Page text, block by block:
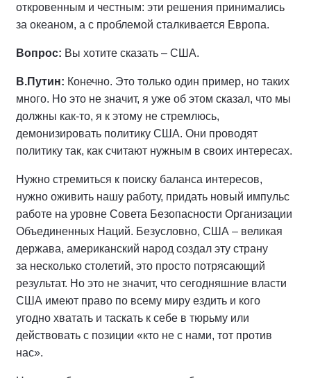
откровенным и честным: эти решения принимались
за океаном, а с проблемой сталкивается Европа.
Вопрос: Вы хотите сказать – США.
В.Путин: Конечно. Это только один пример, но таких
много. Но это не значит, я уже об этом сказал, что мы
должны как‑то, я к этому не стремлюсь,
демонизировать политику США. Они проводят
политику так, как считают нужным в своих интересах.
Нужно стремиться к поиску баланса интересов,
нужно оживить нашу работу, придать новый импульс
работе на уровне Совета Безопасности Организации
Объединенных Наций. Безусловно, США – великая
держава, американский народ создал эту страну
за несколько столетий, это просто потрясающий
результат. Но это не значит, что сегодняшние власти
США имеют право по всему миру ездить и кого
угодно хватать и таскать к себе в тюрьму или
действовать с позиции «кто не с нами, тот против
нас».